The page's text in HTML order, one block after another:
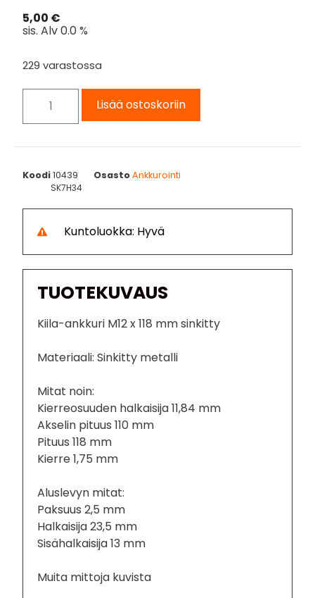
5,00 €
sis. Alv 0.0 %
229 varastossa
Lisää ostoskoriin
Koodi10439 OsastoAnkkurointi
SK7H34
Kuntoluokka: Hyvä
TUOTEKUVAUS
Kiila-ankkuri M12 x 118 mm sinkitty
Materiaali: Sinkitty metalli
Mitat noin:
Kierreosuuden halkaisija 11,84 mm
Akselin pituus 110 mm
Pituus 118 mm
Kierre 1,75 mm
Aluslevyn mitat:
Paksuus 2,5 mm
Halkaisija 23,5 mm
Sisähalkaisija 13 mm
Muita mittoja kuvista